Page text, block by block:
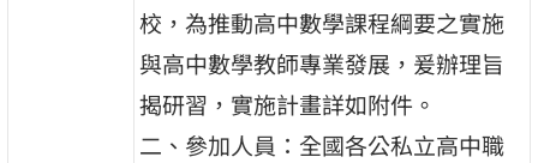
校，為推動高中數學課程綱要之實施
與高中數學教師專業發展，爰辦理旨
揭研習，實施計畫詳如附件。
二、參加人員：全國各公私立高中職